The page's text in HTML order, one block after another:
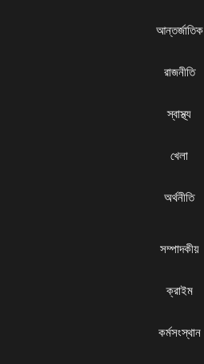
আন্তর্জাতিক
রাজনীতি
স্বাস্থ্য
খেলা
অর্থনীতি
সম্পাদকীয়
ক্রাইম
কর্মসংস্থান